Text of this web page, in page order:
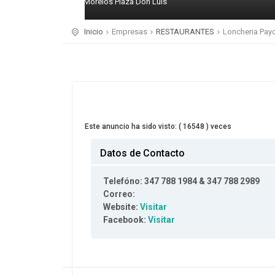
Inicio Empresas RESTAURANTES Loncheria
Este anuncio ha sido visto: ( 16548 ) veces
Datos de Contacto
Telefóno: 347 788 1984 & 347 788 2989
Correo:
Website: Visitar
Facebook: Visitar